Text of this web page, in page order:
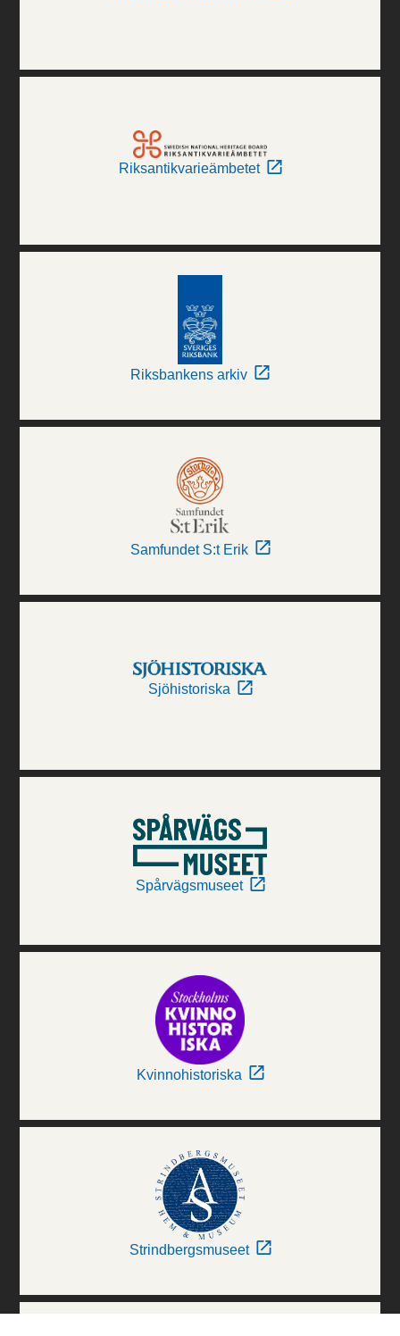
Riksantikvarieämbetet
Riksbankens arkiv
Samfundet S:t Erik
Sjöhistoriska
Spårvägsmuseet
Kvinnohistoriska
Strindbergsmuseet